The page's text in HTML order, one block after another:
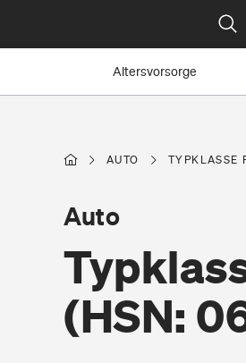
Altersvorsorge
AUTO TYPKLASSE
(HSN:
Auto